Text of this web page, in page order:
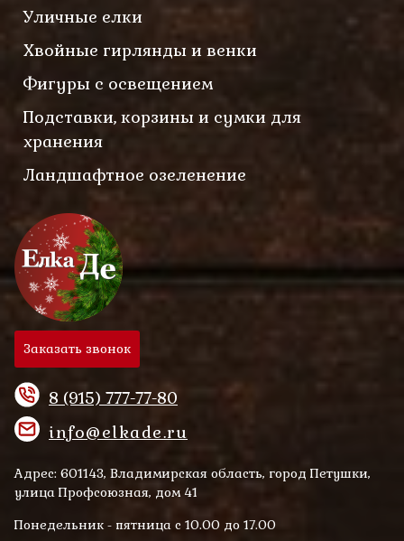
Уличные елки
Хвойные гирлянды и венки
Фигуры с освещением
Подставки, корзины и сумки для
хранения
Ландшафтное озеленение
Заказать звонок
8 (915) 777-77-80
info@elkade.ru
Адрес: 601143, Владимирская область, город Петушки,
улица Профсоюзная, дом 41
Понедельник - пятница с 10.00 до 17.00